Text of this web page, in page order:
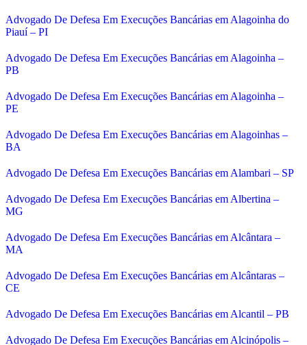
Advogado De Defesa Em Execuções Bancárias em Alagoinha do
Piauí – PI
Advogado De Defesa Em Execuções Bancárias em Alagoinha –
PB
Advogado De Defesa Em Execuções Bancárias em Alagoinha –
PE
Advogado De Defesa Em Execuções Bancárias em Alagoinhas –
BA
Advogado De Defesa Em Execuções Bancárias em Alambari – SP
Advogado De Defesa Em Execuções Bancárias em Albertina –
MG
Advogado De Defesa Em Execuções Bancárias em Alcântara –
MA
Advogado De Defesa Em Execuções Bancárias em Alcântaras –
CE
Advogado De Defesa Em Execuções Bancárias em Alcantil – PB
Advogado De Defesa Em Execuções Bancárias em Alcinópolis –